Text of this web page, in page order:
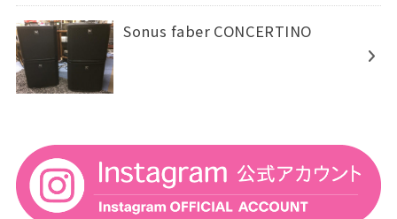
Sonus faber CONCERTINO